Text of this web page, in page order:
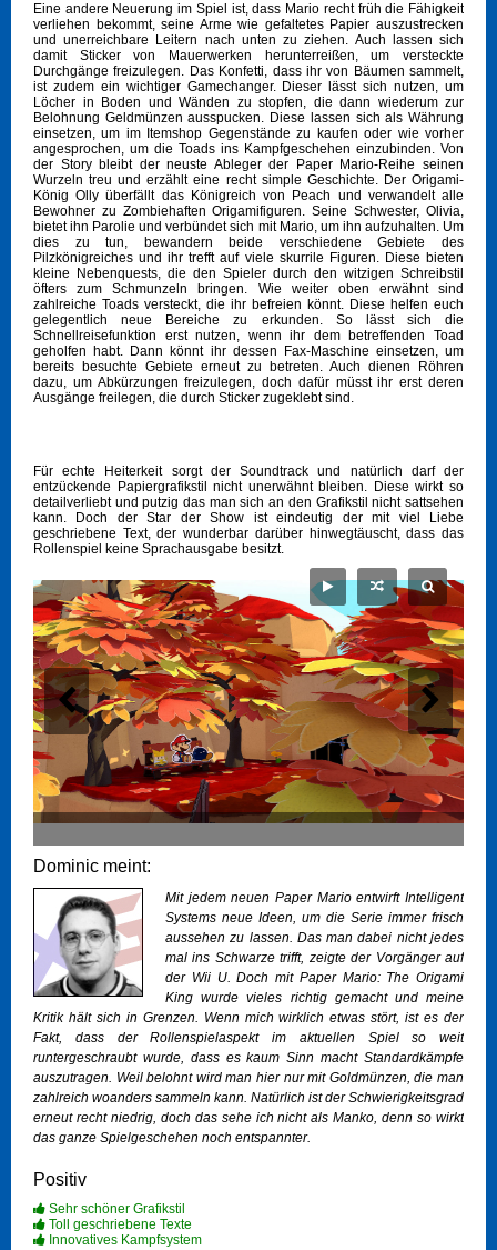
Eine andere Neuerung im Spiel ist, dass Mario recht früh die Fähigkeit
verliehen bekommt, seine Arme wie gefaltetes Papier auszustrecken
und unerreichbare Leitern nach unten zu ziehen. Auch lassen sich
damit Sticker von Mauerwerken herunterreißen, um versteckte
Durchgänge freizulegen. Das Konfetti, dass ihr von Bäumen sammelt,
ist zudem ein wichtiger Gamechanger. Dieser lässt sich nutzen, um
Löcher in Boden und Wänden zu stopfen, die dann wiederum zur
Belohnung Geldmünzen ausspucken. Diese lassen sich als Währung
einsetzen, um im Itemshop Gegenstände zu kaufen oder wie vorher
angesprochen, um die Toads ins Kampfgeschehen einzubinden. Von
der Story bleibt der neuste Ableger der Paper Mario-Reihe seinen
Wurzeln treu und erzählt eine recht simple Geschichte. Der Origami-
König Olly überfällt das Königreich von Peach und verwandelt alle
Bewohner zu Zombiehaften Origamifiguren. Seine Schwester, Olivia,
bietet ihn Parolie und verbündet sich mit Mario, um ihn aufzuhalten. Um
dies zu tun, bewandern beide verschiedene Gebiete des
Pilzkönigreiches und ihr trefft auf viele skurrile Figuren. Diese bieten
kleine Nebenquests, die den Spieler durch den witzigen Schreibstil
öfters zum Schmunzeln bringen. Wie weiter oben erwähnt sind
zahlreiche Toads versteckt, die ihr befreien könnt. Diese helfen euch
gelegentlich neue Bereiche zu erkunden. So lässt sich die
Schnellreisefunktion erst nutzen, wenn ihr dem betreffenden Toad
geholfen habt. Dann könnt ihr dessen Fax-Maschine einsetzen, um
bereits besuchte Gebiete erneut zu betreten. Auch dienen Röhren
dazu, um Abkürzungen freizulegen, doch dafür müsst ihr erst deren
Ausgänge freilegen, die durch Sticker zugeklebt sind.
Für echte Heiterkeit sorgt der Soundtrack und natürlich darf der
entzückende Papiergrafikstil nicht unerwähnt bleiben. Diese wirkt so
detailverliebt und putzig das man sich an den Grafikstil nicht sattsehen
kann. Doch der Star der Show ist eindeutig der mit viel Liebe
geschriebene Text, der wunderbar darüber hinwegtäuscht, dass das
Rollenspiel keine Sprachausgabe besitzt.
Dominic meint:
Mit jedem neuen Paper Mario entwirft Intelligent
Systems neue Ideen, um die Serie immer frisch
aussehen zu lassen. Das man dabei nicht jedes
mal ins Schwarze trifft, zeigte der Vorgänger auf
der Wii U. Doch mit Paper Mario: The Origami
King wurde vieles richtig gemacht und meine
Kritik hält sich in Grenzen. Wenn mich wirklich etwas stört, ist es der
Fakt, dass der Rollenspielaspekt im aktuellen Spiel so weit
runtergeschraubt wurde, dass es kaum Sinn macht Standardkämpfe
auszutragen. Weil belohnt wird man hier nur mit Goldmünzen, die man
zahlreich woanders sammeln kann. Natürlich ist der Schwierigkeitsgrad
erneut recht niedrig, doch das sehe ich nicht als Manko, denn so wirkt
das ganze Spielgeschehen noch entspannter.
Positiv
Sehr schöner Grafikstil
Toll geschriebene Texte
Innovatives Kampfsystem